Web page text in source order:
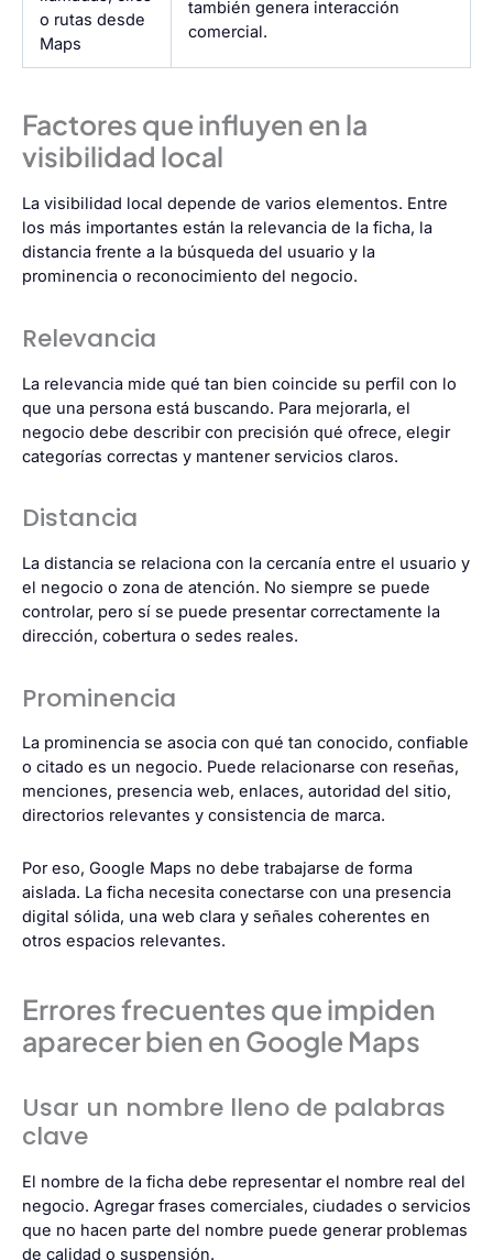
o rutas desde
Maps
también genera interacción
comercial.
Factores que influyen en la
visibilidad local
La visibilidad local depende de varios elementos. Entre
los más importantes están la relevancia de la ficha, la
distancia frente a la búsqueda del usuario y la
prominencia o reconocimiento del negocio.
Relevancia
La relevancia mide qué tan bien coincide su perfil con lo
que una persona está buscando. Para mejorarla, el
negocio debe describir con precisión qué ofrece, elegir
categorías correctas y mantener servicios claros.
Distancia
La distancia se relaciona con la cercanía entre el usuario y
el negocio o zona de atención. No siempre se puede
controlar, pero sí se puede presentar correctamente la
dirección, cobertura o sedes reales.
Prominencia
La prominencia se asocia con qué tan conocido, confiable
o citado es un negocio. Puede relacionarse con reseñas,
menciones, presencia web, enlaces, autoridad del sitio,
directorios relevantes y consistencia de marca.
Por eso, Google Maps no debe trabajarse de forma
aislada. La ficha necesita conectarse con una presencia
digital sólida, una web clara y señales coherentes en
otros espacios relevantes.
Errores frecuentes que impiden
aparecer bien en Google Maps
Usar un nombre lleno de palabras
clave
El nombre de la ficha debe representar el nombre real del
negocio. Agregar frases comerciales, ciudades o servicios
que no hacen parte del nombre puede generar problemas
de calidad o suspensión.